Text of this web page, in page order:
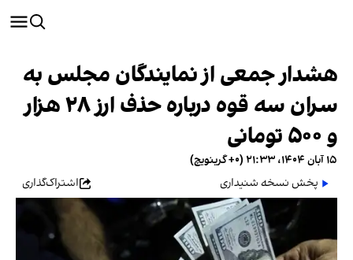
هشدار جمعی از نمایندگان مجلس به
سران سه قوه درباره حذف ارز ۲۸ هزار
و ۵۰۰ تومانی
۱۵ آبان ۱۴۰۴، ۲۱:۳۳ (‎+۰ گرینویچ)
پخش نسخه شنیداری
اشتراک‌گذاری